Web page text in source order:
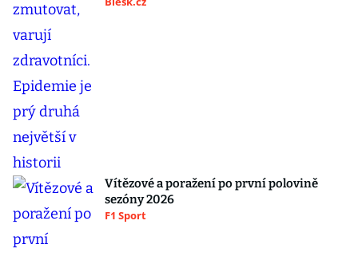
Vítězové a poražení po první polovině
sezóny 2026
F1 Sport